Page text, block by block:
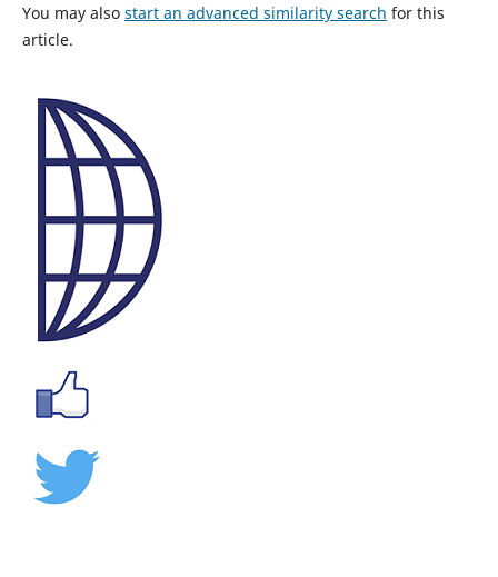
You may also start an advanced similarity search for this
article.